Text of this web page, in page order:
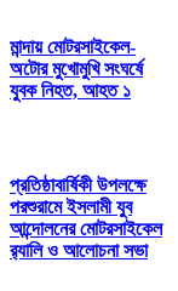
মান্দায় মোটরসাইকেল-
অটোর মুখোমুখি সংঘর্ষে
যুবক নিহত, আহত ১
প্রতিষ্ঠাবার্ষিকী উপলক্ষে
পরশুরামে ইসলামী যুব
আন্দোলনের মোটরসাইকেল
র‌্যালি ও আলোচনা সভা